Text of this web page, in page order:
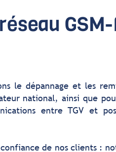
GSM-
le dépannage et les
national, ainsi que
entre TGV et
confiance de nos clients :